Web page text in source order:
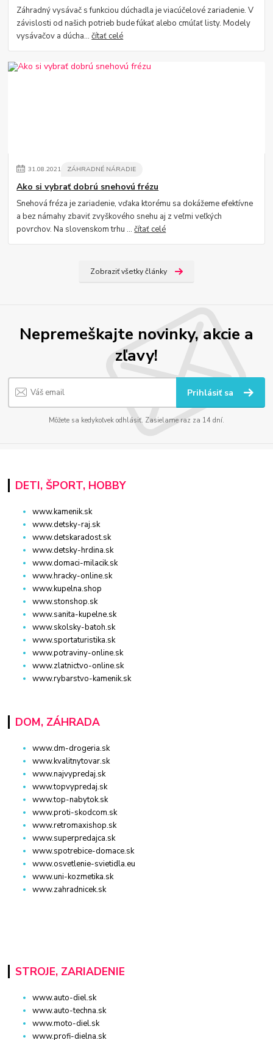
Záhradný vysávač s funkciou dúchadla je viacúčelové zariadenie. V
závislosti od našich potrieb bude fúkať alebo cmúľať listy. Modely
vysávačov a dúcha...čítať celé
31.08.2021 ZÁHRADNÉ NÁRADIE
Ako si vybrať dobrú snehovú frézu
Snehová fréza je zariadenie, vďaka ktorému sa dokážeme efektívne
a bez námahy zbaviť zvyškového snehu aj z veľmi veľkých
povrchov. Na slovenskom trhu ...čítať celé
Zobraziť všetky články
Nepremeškajte novinky, akcie a
zľavy!
Prihlásiť sa
Môžete sa kedykoľvek odhlásiť. Zasielame raz za 14 dní.
DETI, ŠPORT, HOBBY
www.kamenik.sk
www.detsky-raj.sk
www.detskaradost.sk
www.detsky-hrdina.sk
www.domaci-milacik.sk
www.hracky-online.sk
www.kupelna.shop
www.stonshop.sk
www.sanita-kupelne.sk
www.skolsky-batoh.sk
www.sportaturistika.sk
www.potraviny-online.sk
www.zlatnictvo-online.sk
www.rybarstvo-kamenik.sk
DOM, ZÁHRADA
www.dm-drogeria.sk
www.kvalitnytovar.sk
www.najvypredaj.sk
www.topvypredaj.sk
www.top-nabytok.sk
www.proti-skodcom.sk
www.retromaxishop.sk
www.superpredajca.sk
www.spotrebice-domace.sk
www.osvetlenie-svietidla.eu
www.uni-kozmetika.sk
www.zahradnicek.sk
STROJE, ZARIADENIE
www.auto-diel.sk
www.auto-techna.sk
www.moto-diel.sk
www.profi-dielna.sk